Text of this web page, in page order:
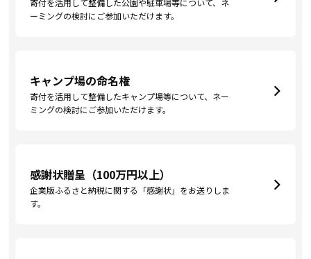
寄付を活用して整備した公園や駐車場等について、ネ
ーミングの検討にご参加いただけます。
キャンプ場の命名権
寄付を活用して整備したキャンプ場等について、ネー
ミングの検討にご参加いただけます。
感謝状贈呈（100万円以上）
企業版ふるさと納税に関する「感謝状」をお送りしま
す。